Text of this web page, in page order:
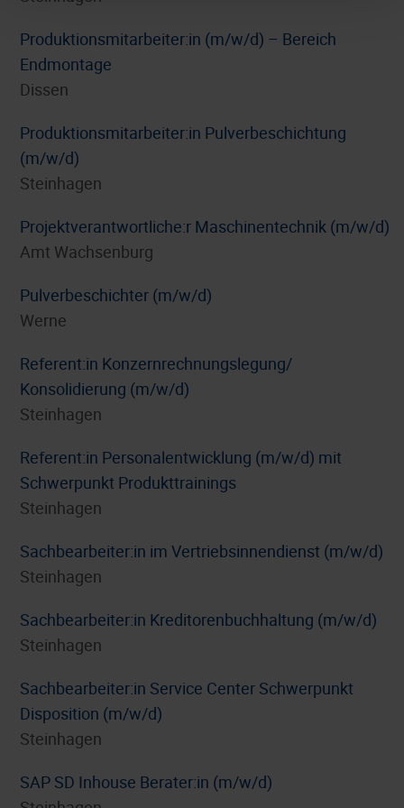
Produktionsmitarbeiter:in (m/w/d) – Bereich
Endmontage
Dissen
Produktionsmitarbeiter:in Pulverbeschichtung
(m/w/d)
Steinhagen
Projektverantwortliche:r Maschinentechnik (m/w/d)
Amt Wachsenburg
Pulverbeschichter (m/w/d)
Werne
Referent:in Konzernrechnungslegung/
Konsolidierung (m/w/d)
Steinhagen
Referent:in Personalentwicklung (m/w/d) mit
Schwerpunkt Produkttrainings
Steinhagen
Sachbearbeiter:in im Vertriebsinnendienst (m/w/d)
Steinhagen
Sachbearbeiter:in Kreditorenbuchhaltung (m/w/d)
Steinhagen
Sachbearbeiter:in Service Center Schwerpunkt
Disposition (m/w/d)
Steinhagen
SAP SD Inhouse Berater:in (m/w/d)